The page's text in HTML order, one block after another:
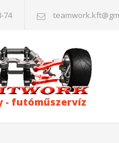
74
futóműszervíz